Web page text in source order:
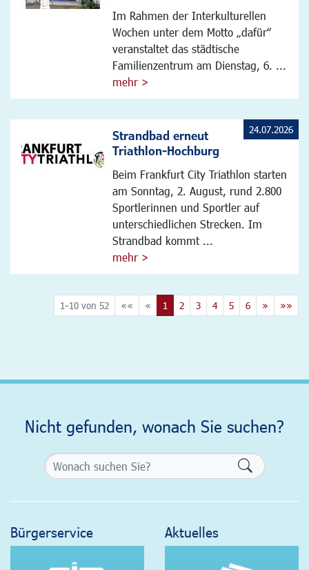
Im Rahmen der Interkulturellen
Wochen unter dem Motto „dafür“
veranstaltet das städtische
Familienzentrum am Dienstag, 6. ...
mehr >
Strandbad erneut
Triathlon-Hochburg
Beim Frankfurt City Triathlon starten
am Sonntag, 2. August, rund 2.800
Sportlerinnen und Sportler auf
unterschiedlichen Strecken. Im
Strandbad kommt ...
mehr >
24.07.2026
1-10 von 52 «« « 1 2 3 4 5 6 » »»
Nicht gefunden, wonach Sie suchen?
Bürgerservice Aktuelles